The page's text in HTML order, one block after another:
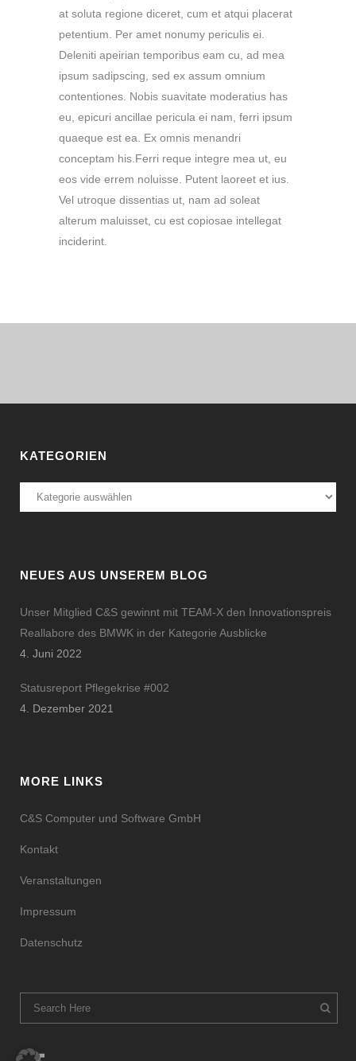
at soluta regione diceret, cum et atqui placerat
petentium. Per amet nonumy periculis ei.
Deleniti apeirian temporibus eam cu, ad mea
ipsum sadipscing, sed ex assum omnium
contentiones. Nobis suavitate moderatius has
eu, epicuri ancillae pericula ei nam, ferri ipsum
quaeque est ea. Ex omnis menandri
conceptam his.Ferri reque integre mea ut, eu
eos vide errem noluisse. Putent laoreet et ius.
Vel utroque dissentias ut, nam ad soleat
alterum maluisset, cu est copiosae intellegat
inciderint.
KATEGORIEN
Kategorien
NEUES AUS UNSEREM BLOG
Unser Mitglied C&S gewinnt mit TEAM-X den Innovationspreis
Reallabore des BMWK in der Kategorie Ausblicke
4. Juni 2022
Statusreport Pflegekrise #002
4. Dezember 2021
MORE LINKS
C&S Computer und Software GmbH
Kontakt
Veranstaltungen
Impressum
Datenschutz